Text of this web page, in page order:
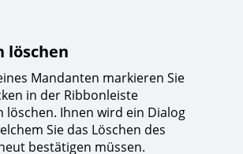
löschen
Mandanten markieren Sie
in der Ribbonleiste
löschen. Ihnen wird ein Dialog
Sie das Löschen des
bestätigen müssen.